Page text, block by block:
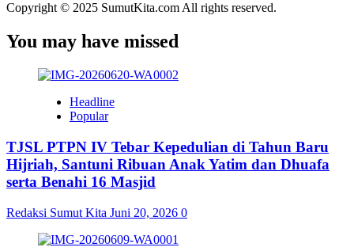
Copyright © 2025 SumutKita.com All rights reserved.
You may have missed
Headline
Popular
TJSL PTPN IV Tebar Kepedulian di Tahun Baru
Hijriah, Santuni Ribuan Anak Yatim dan Dhuafa
serta Benahi 16 Masjid
Redaksi Sumut Kita Juni 20, 2026 0